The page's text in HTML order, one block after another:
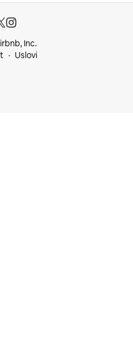
Inc.
Uslovi